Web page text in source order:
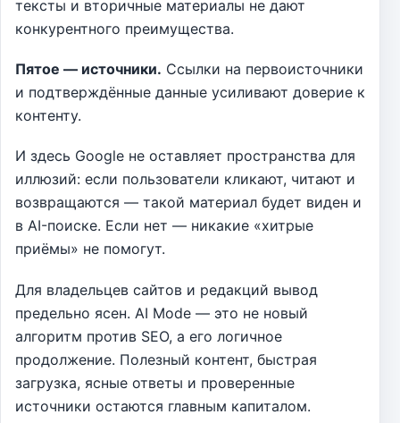
тексты и вторичные материалы не дают
конкурентного преимущества.
Пятое — источники. Ссылки на первоисточники
и подтверждённые данные усиливают доверие к
контенту.
И здесь Google не оставляет пространства для
иллюзий: если пользователи кликают, читают и
возвращаются — такой материал будет виден и
в AI-поиске. Если нет — никакие «хитрые
приёмы» не помогут.
Для владельцев сайтов и редакций вывод
предельно ясен. AI Mode — это не новый
алгоритм против SEO, а его логичное
продолжение. Полезный контент, быстрая
загрузка, ясные ответы и проверенные
источники остаются главным капиталом.